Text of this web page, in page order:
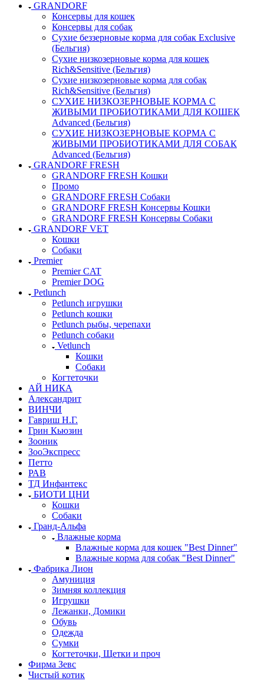
GRANDORF
Консервы для кошек
Консервы для собак
Сухие беззерновые корма для собак Exclusive
(Бельгия)
Сухие низкозерновые корма для кошек
Rich&Sensitive (Бельгия)
Сухие низкозерновые корма для собак
Rich&Sensitive (Бельгия)
СУХИЕ НИЗКОЗЕРНОВЫЕ КОРМА С
ЖИВЫМИ ПРОБИОТИКАМИ ДЛЯ КОШЕК
Advanced (Бельгия)
СУХИЕ НИЗКОЗЕРНОВЫЕ КОРМА С
ЖИВЫМИ ПРОБИОТИКАМИ ДЛЯ СОБАК
Advanced (Бельгия)
GRANDORF FRESH
GRANDORF FRESH Кошки
Промо
GRANDORF FRESH Собаки
GRANDORF FRESH Консервы Кошки
GRANDORF FRESH Консервы Собаки
GRANDORF VET
Кошки
Собаки
Premier
Premier CAT
Premier DOG
Petlunch
Petlunch игрушки
Petlunch кошки
Petlunch рыбы, черепахи
Petlunch собаки
Vetlunch
Кошки
Собаки
Когтеточки
АЙ НИКА
Александрит
ВИНЧИ
Гавриш Н.Г.
Грин Кьюзин
Зооник
ЗооЭкспресс
Петто
РАВ
ТД Инфантекс
БИОТИ ЦНИ
Кошки
Собаки
Гранд-Альфа
Влажные корма
Влажные корма для кошек "Best Dinner"
Влажные корма для собак "Best Dinner"
Фабрика Лион
Амуниция
Зимняя коллекция
Игрушки
Лежанки, Домики
Обувь
Одежда
Сумки
Когтеточки, Щетки и проч
Фирма Зевс
Чистый котик